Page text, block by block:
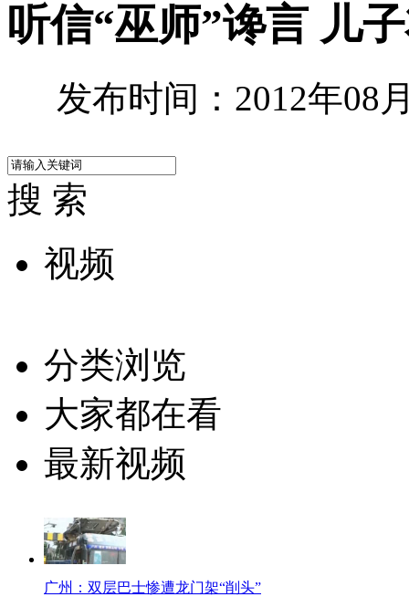
听信“巫师”谗言 儿
发布时间：2012年08
搜 索
视频
分类浏览
大家都在看
最新视频
广州：双层巴士惨遭龙门架“削头”